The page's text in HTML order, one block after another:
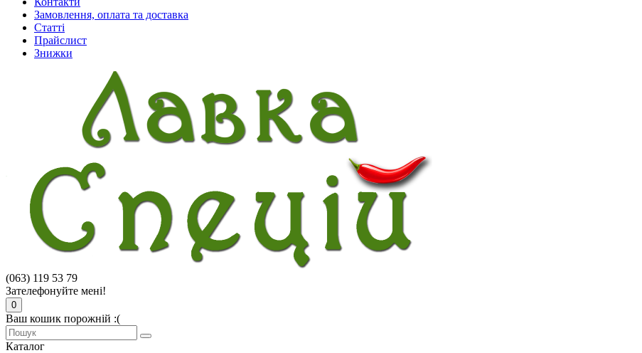
Замовлення, оплата та доставка
Статті
Прайслист
Знижки
(063) 119 53 79
Зателефонуйте мені!
0
Ваш кошик порожній :(
Каталог